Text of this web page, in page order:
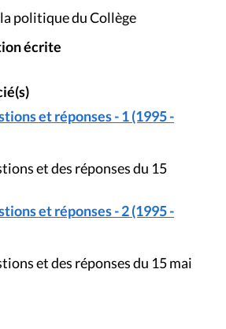
politique du Collège
écrite
et réponses - 1 (1995 -
et des réponses du 15
et réponses - 2 (1995 -
et des réponses du 15 mai